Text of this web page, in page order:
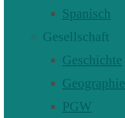
Spanisch
Gesellschaft
Geschichte
Geographie
PGW